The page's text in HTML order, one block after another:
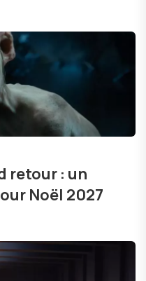
retour : un
Noël 2027